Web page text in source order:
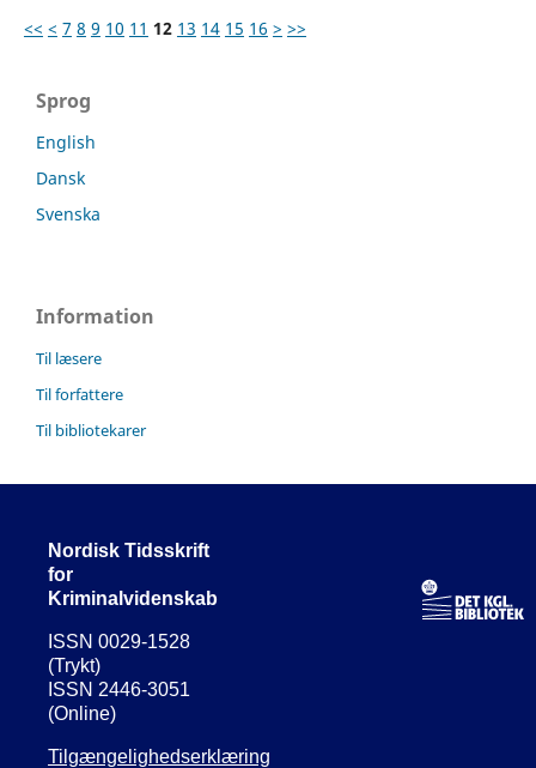
<< < 7 8 9 10 11 12 13 14 15 16 > >>
Sprog
English
Dansk
Svenska
Information
Til læsere
Til forfattere
Til bibliotekarer
Nordisk Tidsskrift
for
Kriminalvidenskab
ISSN 0029-1528
(Trykt)
ISSN 2446-3051
(Online)
Tilgængelighedserklæring